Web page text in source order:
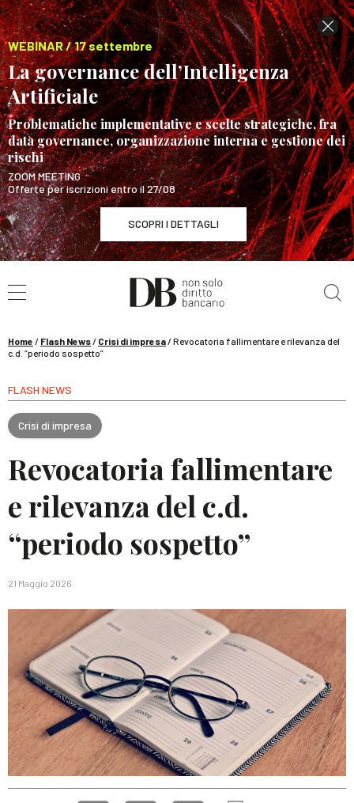
WEBINAR / 17 settembre
La governance dell’Intelligenza
Artificiale
Problematiche implementative e scelte strategiche, fra
data governance, organizzazione interna e gestione dei
rischi
ZOOM MEETING
Offerte per iscrizioni entro il 27/08
SCOPRI I DETTAGLI
WEBINAR / 17 settembre
La governance dell’Intelligenza Artificiale
Home / Flash News/ Crisi di impresa/Revocatoria fallimentare e rilevanza del
c.d. “periodo sospetto”
FLASH NEWS
Crisi di impresa
Revocatoria fallimentare
e rilevanza del c.d.
“periodo sospetto”
21 Maggio 2026